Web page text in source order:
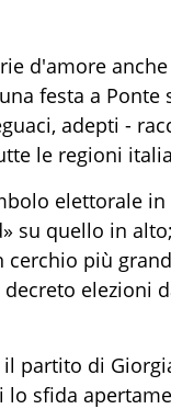
d'amore
festa a
adepti -
le regioni
elettorale
su quello in
cerchio più
elezioni
il partito di
lo sfida